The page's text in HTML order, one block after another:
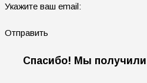
Укажите ваш email:
Отправить
Спасибо! Мы